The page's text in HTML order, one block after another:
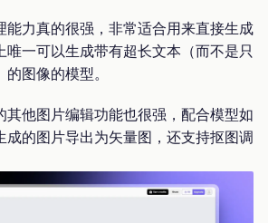
能力真的很强，非常适合用来直接生成
唯一可以生成带有超长文本（而不是只
图像的模型。
其他图片编辑功能也很强，配合模型如
成的图片导出为矢量图，还支持抠图调